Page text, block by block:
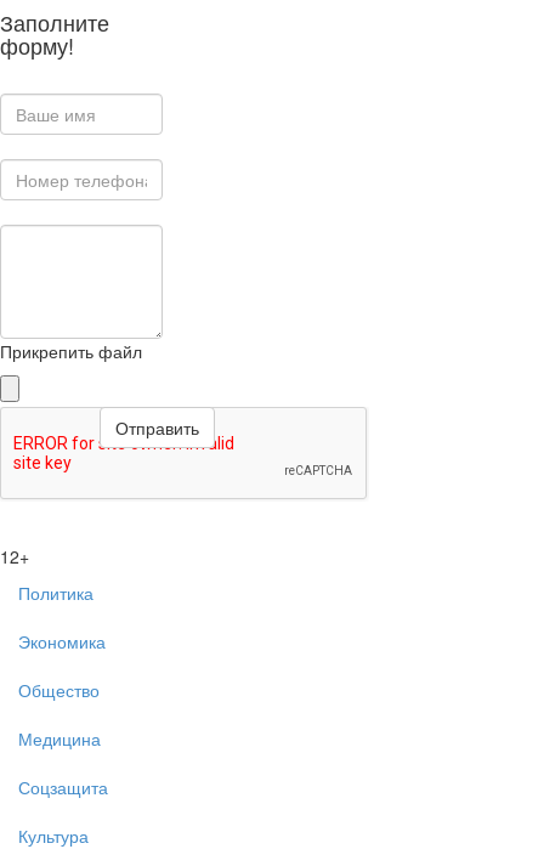
Заполните
форму!
Прикрепить файл
12+
Политика
Экономика
Общество
Медицина
Соцзащита
Культура